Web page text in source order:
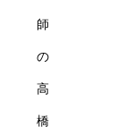
師
の
高
橋